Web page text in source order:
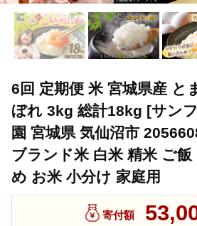
6回 定期便 米 宮城県産 と
ぼれ 3kg 総計18kg [サン
園 宮城県 気仙沼市
ブランド米 白米 精米 ご
め お米 小分け 家庭用
寄付額